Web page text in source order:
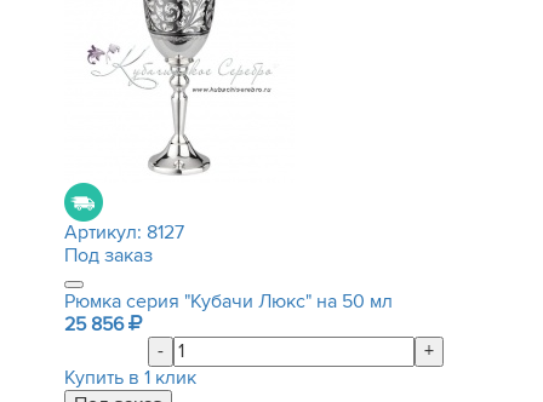
Артикул: 8127
Под заказ
Рюмка серия "Кубачи Люкс" на 50 мл
25 856
-
+
Купить в 1 клик